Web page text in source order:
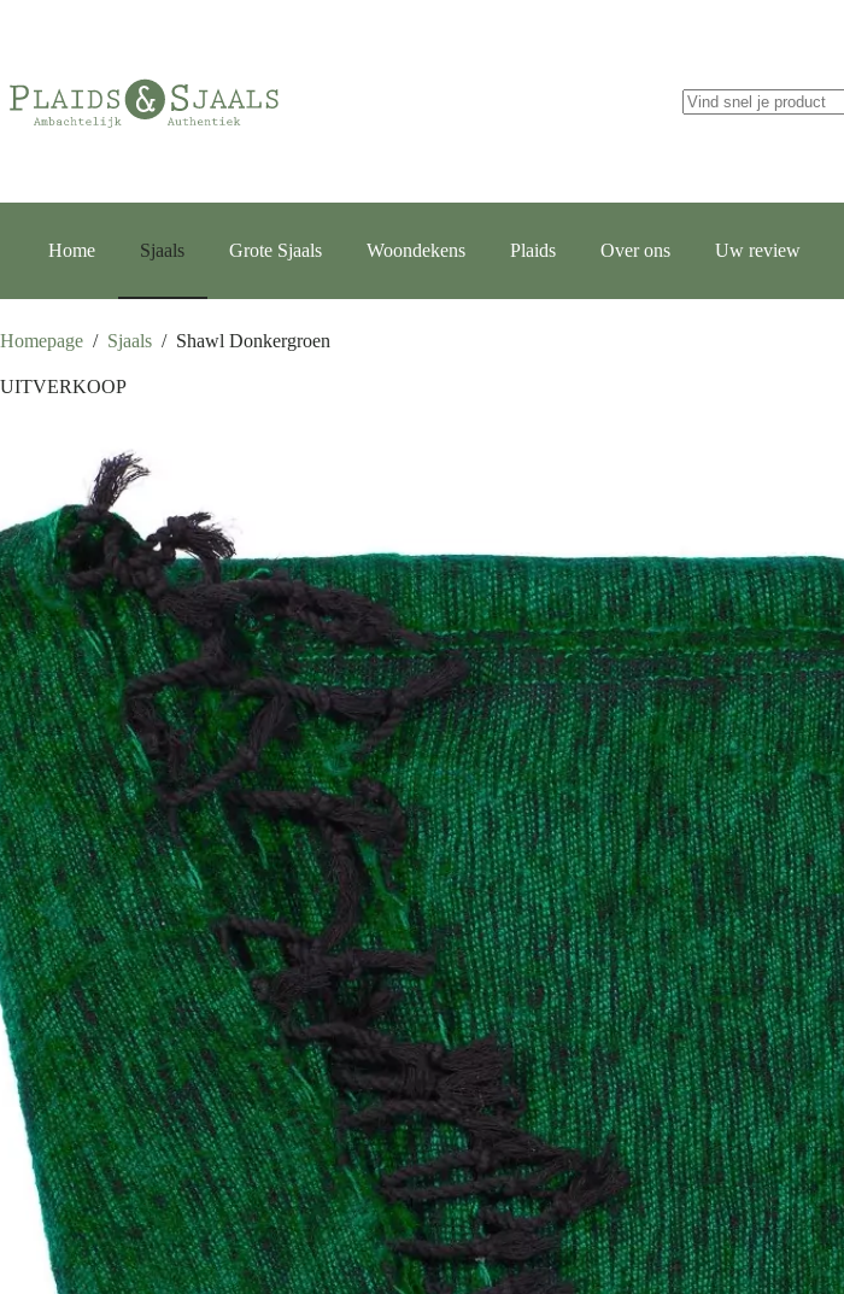
Home Sjaals Grote Sjaals Woondekens Plaids Over ons Uw review
Homepage / Sjaals / Shawl Donkergroen
UITVERKOOP